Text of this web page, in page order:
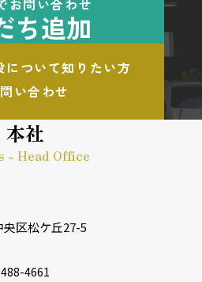
お問い合わせ
ち追加
について知りたい方
い合わせ
本社
- Head Office
区松ケ丘27-5
4661